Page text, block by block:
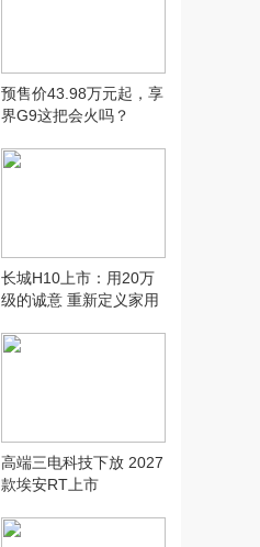
预售价43.98万元起，享
界G9这把会火吗？
长城H10上市：用20万
级的诚意 重新定义家用
高端三电科技下放 2027
款埃安RT上市